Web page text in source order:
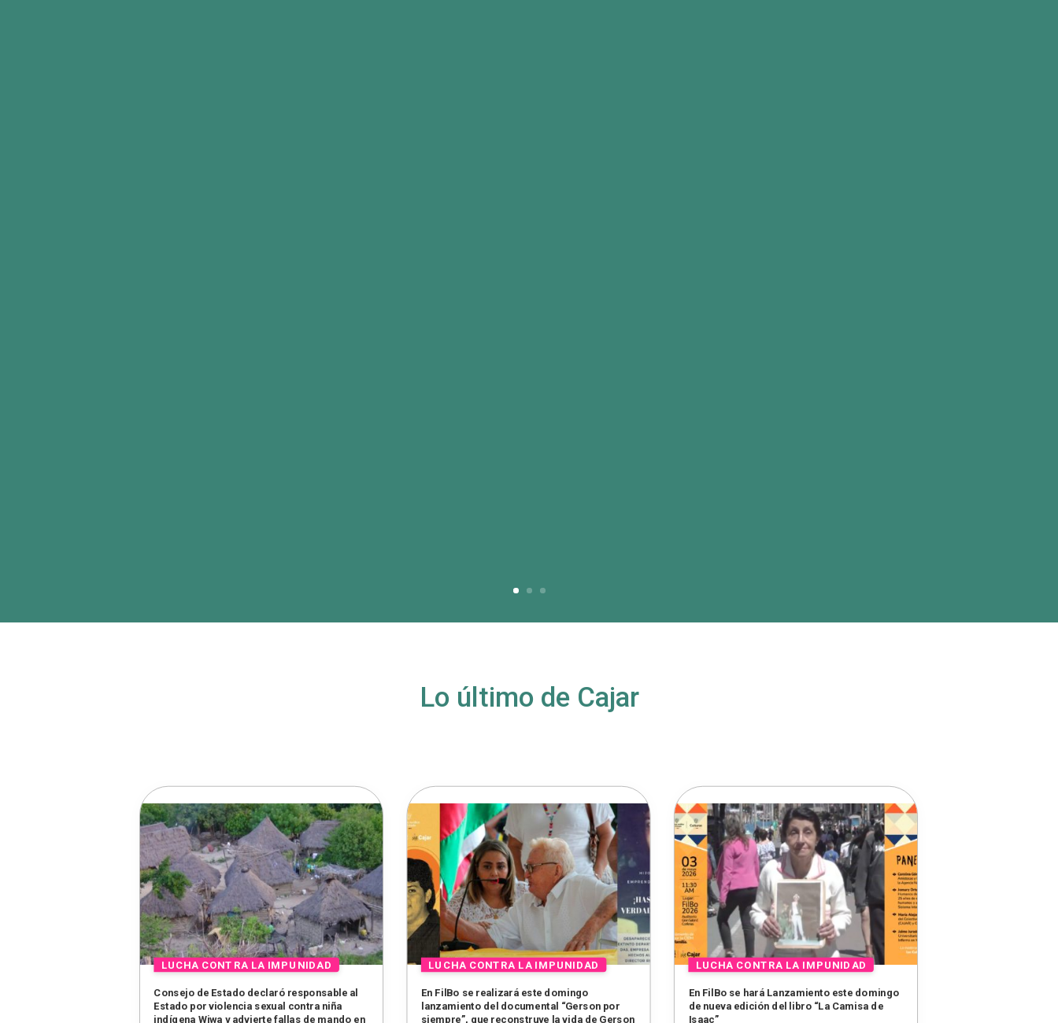
Lo último de Cajar
Consejo de Estado declaró responsable al
Estado por violencia sexual contra niña
indígena Wiwa y advierte fallas de mando en
En FilBo se realizará este domingo
lanzamiento del documental “Gerson por
siempre”, que reconstruye la vida de Gerson
En FilBo se hará Lanzamiento este domingo
de nueva edición del libro “La Camisa de
Isaac”